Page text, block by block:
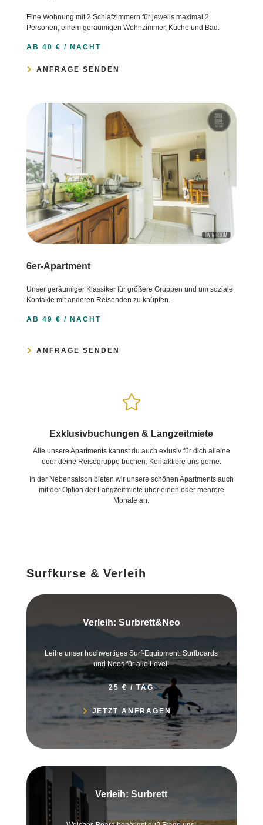
Eine Wohnung mit 2 Schlafzimmern für jeweils maximal 2
Personen, einem geräumigen Wohnzimmer, Küche und Bad.
AB 40 € / NACHT
ANFRAGE SENDEN
6er-Apartment
Unser geräumiger Klassiker für größere Gruppen und um soziale
Kontakte mit anderen Reisenden zu knüpfen.
AB 49 € / NACHT
ANFRAGE SENDEN

Exklusivbuchungen & Langzeitmiete
Alle unsere Apartments kannst du auch exlusiv für dich alleine
oder deine Reisegruppe buchen. Kontaktiere uns gerne.
In der Nebensaison bieten wir unsere schönen Apartments auch
mit der Option der Langzeitmiete über einen oder mehrere
Monate an.
Surfkurse & Verleih
Verleih: Surbrett&Neo
Leihe unser hochwertiges Surf-Equipment. Surfboards
und Neos für alle Level!
25 € / TAG
JETZT ANFRAGEN
Verleih: Surbrett